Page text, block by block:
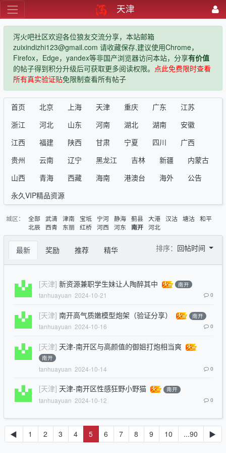
天津
泻火吧社区欢迎各位狼友交流分享，本站邮箱
zuixindizhi123@gmail.com 请收藏保存,建议使用Chrome，
Firefox，Edge，yandex等非国产浏览器访问本站，分享有价值
的帖子得到积分升级后可获取更多阅读权限。 点此免费限时查看
所有真实验证贴免限制查看所有帖子
首页 北京 上海 天津 重庆 广东
江苏
浙江
河北 山东 河南 湖北 湖南
安徽
江西
福建 陕西 甘肃 宁夏 四川
广西
贵州
云南 辽宁 黑龙江 吉林 新疆
内蒙古
山西
青海 西藏 海南 港澳台 海外
公告
永久VIP精品资源
城区： 全部 武清 津南 宝坻 宁河 静海 蓟县 大港 汉沽 塘沽 和平
北辰 西青 东丽 红桥 河西 河东 南开 河北
最新 奖励 推荐 精华 排序： 回帖时间
[天津] 新资源兼职学生妹让人陶醉其中 南开
tanhuayuan 2024-10-21 0
[天津] 南开高气质嫩模型炮架（验证分享） 南开
tanhuayuan 2024-10-16 0
[天津] 天津-南开区与高颜值的御姐打炮相当爽
南开
tanhuayuan 2024-10-14 0
[天津] 天津-南开区性感狂野小野猫 南开
tanhuayuan 2024-10-12 0
◀ 1 2 3 4 5 6 7 8 9 10 ...90 ▶